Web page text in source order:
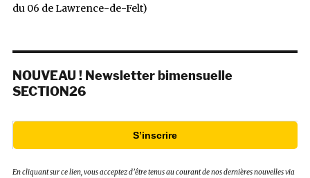
du 06 de Lawrence-de-Felt)
NOUVEAU ! Newsletter bimensuelle
SECTION26
S’inscrire
En cliquant sur ce lien, vous acceptez d’être tenus au courant de nos dernières nouvelles via